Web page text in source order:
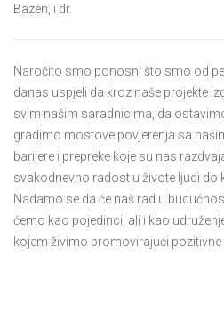
Bazen, i dr.
Naročito smo ponosni što smo od
danas uspjeli da kroz naše projekte
svim našim saradnicima, da
gradimo mostove povjerenja sa
barijere i prepreke koje su nas
svakodnevno radost u živote ljudi do
Nadamo se da će naš rad u
ćemo kao pojedinci, ali i kao
kojem živimo promovirajući pozitivne